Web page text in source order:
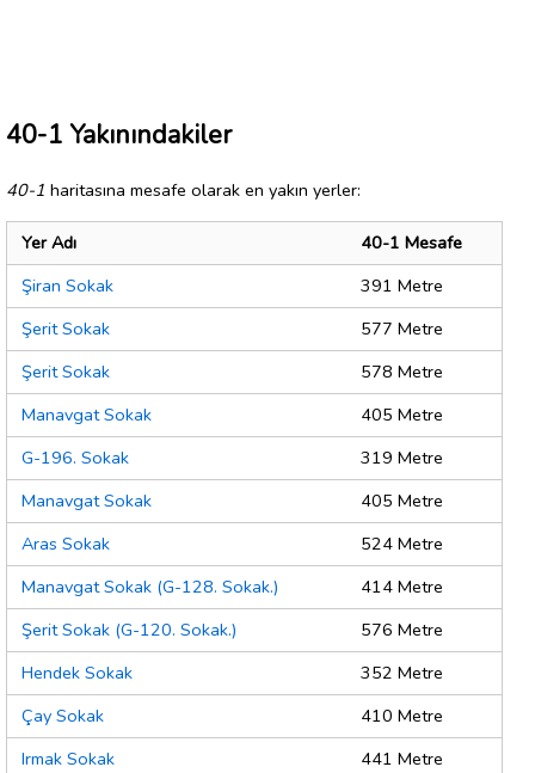
40-1 Yakınındakiler
40-1 haritasına mesafe olarak en yakın yerler:
Yer Adı
40-1 Mesafe
Şiran Sokak
391 Metre
Şerit Sokak
577 Metre
Şerit Sokak
578 Metre
Manavgat Sokak
405 Metre
G-196. Sokak
319 Metre
Manavgat Sokak
405 Metre
Aras Sokak
524 Metre
Manavgat Sokak (G-128. Sokak.)
414 Metre
Şerit Sokak (G-120. Sokak.)
576 Metre
Hendek Sokak
352 Metre
Çay Sokak
410 Metre
Irmak Sokak
441 Metre